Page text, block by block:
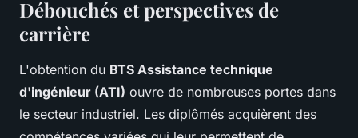
Débouchés et perspectives de
carrière
L'obtention du BTS Assistance technique
d'ingénieur (ATI) ouvre de nombreuses portes dans
le secteur industriel. Les diplômés acquièrent des